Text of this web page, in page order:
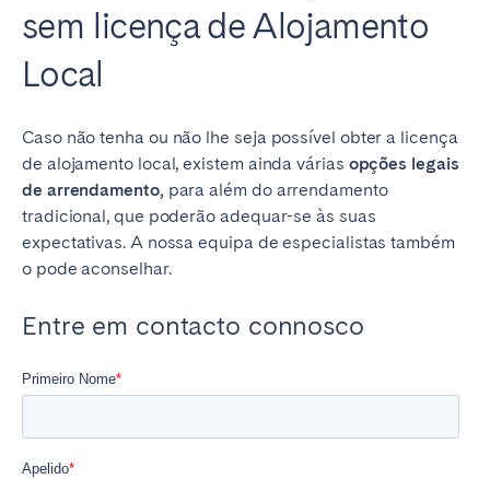
sem licença de Alojamento
Local
Caso não tenha ou não lhe seja possível obter a licença
de alojamento local, existem ainda várias opções legais
de arrendamento, para além do arrendamento
tradicional, que poderão adequar-se às suas
expectativas. A nossa equipa de especialistas também
o pode aconselhar.
Entre em contacto connosco